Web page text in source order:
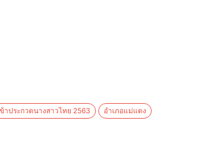
าประกวดนางสาวไทย 2563 อำเภอแม่แตง